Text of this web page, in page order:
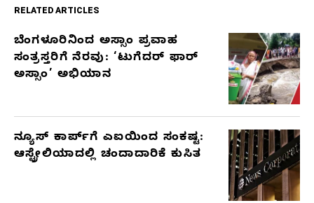
RELATED ARTICLES
RELATED
ARTICLES
ಬೆಂಗಳೂರಿನಿಂದ ಅಸ್ಸಾಂ ಪ್ರವಾಹ
ಸಂತ್ರಸ್ತರಿಗೆ ನೆರವು: ‘ಟುಗೆದರ್ ಫಾರ್
ಅಸ್ಸಾಂ’ ಅಭಿಯಾನ
ನ್ಯೂಸ್ ಕಾರ್ಪ್‌ಗೆ ಎಐಯಿಂದ ಸಂಕಷ್ಟ:
ಆಸ್ಟ್ರೇಲಿಯಾದಲ್ಲಿ ಚಂದಾದಾರಿಕೆ ಕುಸಿತ